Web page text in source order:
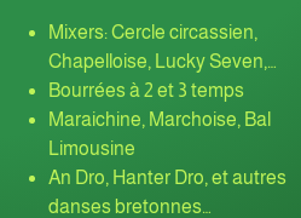
Mixers: Cercle circassien,
Chapelloise, Lucky Seven,…
Bourrées à 2 et 3 temps
Maraichine, Marchoise, Bal
Limousine
An Dro, Hanter Dro, et autres
danses bretonnes…